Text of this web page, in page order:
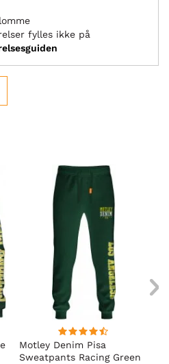
fylles ikke på
Motley Denim Pisa
Sweatpants Racing Green